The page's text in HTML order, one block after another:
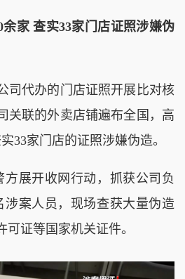
余家 查实33家门店证照涉嫌伪
司代办的门店证照开展比对核
关联的外卖店铺遍布全国，高
33家门店的证照涉嫌伪造。
方展开收网行动，抓获公司负
涉案人员，现场查获大量伪造
证等国家机关证件。